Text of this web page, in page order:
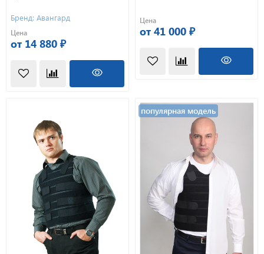
Бренд: Авангард
Цена
от 14 880 ₽
Цена
от 41 000 ₽
популярная модель